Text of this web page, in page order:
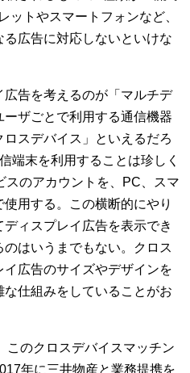
ットやスマートフォンなど、
広告に対応しないといけな
告を考えるのが「マルチデ
ザごとで利用する通信機器
スデバイス」といえるだろ
端末を利用することは珍しく
スのアカウントを、PC、スマ
用する。この横断的にやり
ィスプレイ広告を表示でき
はいうまでもない。クロス
広告のサイズやデザインを
仕組みをしていることがお
このクロスデバイスマッチン
年に三井物産と業務提携を